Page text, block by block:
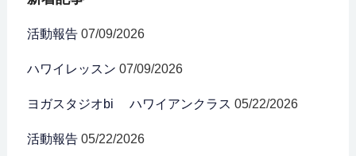
活動報告 07/09/2026
ハワイレッスン 07/09/2026
ヨガスタジオbi ハワイアンクラス 05/22/2026
活動報告 05/22/2026